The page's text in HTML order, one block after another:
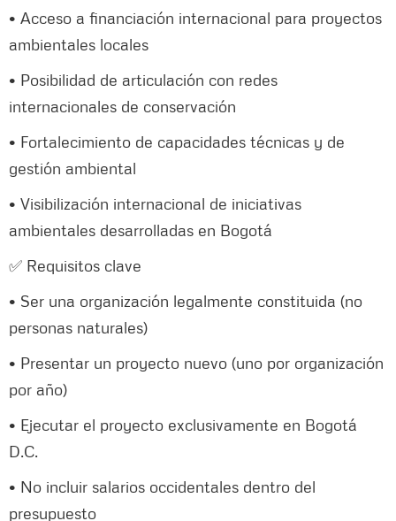
• Acceso a financiación internacional para proyectos
ambientales locales
• Posibilidad de articulación con redes
internacionales de conservación
• Fortalecimiento de capacidades técnicas y de
gestión ambiental
• Visibilización internacional de iniciativas
ambientales desarrolladas en Bogotá
✅ Requisitos clave
• Ser una organización legalmente constituida (no
personas naturales)
• Presentar un proyecto nuevo (uno por organización
por año)
• Ejecutar el proyecto exclusivamente en Bogotá
D.C.
• No incluir salarios occidentales dentro del
presupuesto